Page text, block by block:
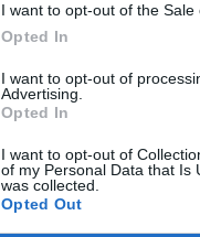
I want to opt-out of the Sale
Opted In
I want to opt-out of
Advertising.
Opted In
I want to opt-out of
of my Personal Data that Is
was collected.
Opted Out